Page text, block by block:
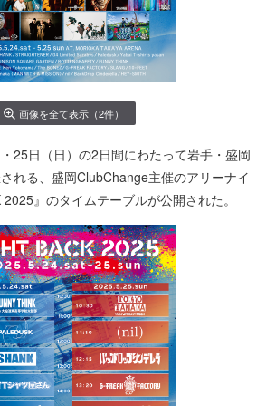
画像を全て表示（2件）
25日（日）の2日間にわたって岩手・盛岡
れる、盛岡ClubChange主催のアリーナイ
』のタイムテーブルが公開された。